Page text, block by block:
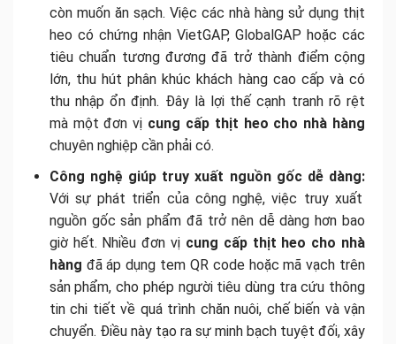
còn muốn ăn sạch. Việc các nhà hàng sử dụng thịt
heo có chứng nhận VietGAP, GlobalGAP hoặc các
tiêu chuẩn tương đương đã trở thành điểm cộng
lớn, thu hút phân khúc khách hàng cao cấp và có
thu nhập ổn định. Đây là lợi thế cạnh tranh rõ rệt
mà một đơn vị cung cấp thịt heo cho nhà hàng
chuyên nghiệp cần phải có.
Công nghệ giúp truy xuất nguồn gốc dễ dàng:
Với sự phát triển của công nghệ, việc truy xuất
nguồn gốc sản phẩm đã trở nên dễ dàng hơn bao
giờ hết. Nhiều đơn vị cung cấp thịt heo cho nhà
hàng đã áp dụng tem QR code hoặc mã vạch trên
sản phẩm, cho phép người tiêu dùng tra cứu thông
tin chi tiết về quá trình chăn nuôi, chế biến và vận
chuyển. Điều này tạo ra sự minh bạch tuyệt đối, xây